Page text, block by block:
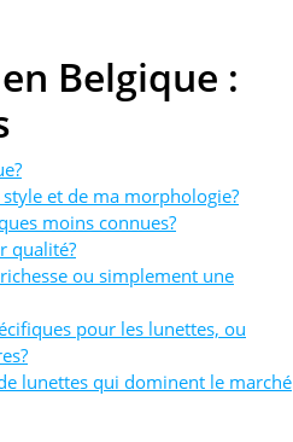
Belgique :
et de ma morphologie?
moins connues?
qualité?
ou simplement une
pour les lunettes, ou
lunettes qui dominent le marché